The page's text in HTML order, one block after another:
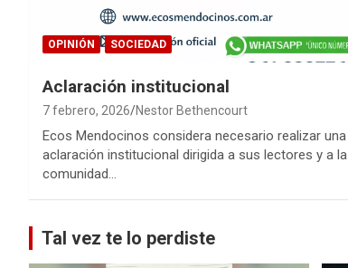
OPINIÓN SOCIEDAD
Aclaración institucional
7 febrero, 2026 Nestor Bethencourt
Ecos Mendocinos considera necesario realizar una
aclaración institucional dirigida a sus lectores y a la
comunidad…
Tal vez te lo perdiste